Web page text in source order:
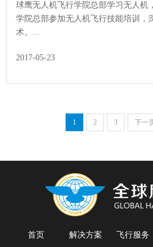
球鹰无人机飞行学院总部学习无人机
学院总部参加无人机飞行技能培训，
术。...
2017-05-23
1 2 3 下一
首页 解决方案 飞行服务